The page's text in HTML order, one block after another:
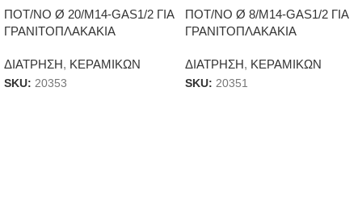
ΠΟΤ/ΝΟ Ø 20/Μ14-GAS1/2 ΓΙΑ
ΓΡΑΝΙΤΟΠΛΑΚΑΚΙΑ
ΔΙΑΤΡΗΣΗ, ΚΕΡΑΜΙΚΩΝ
SKU: 20353
ΠΟΤ/ΝΟ Ø 8/Μ14-GAS1/2 ΓΙΑ
ΓΡΑΝΙΤΟΠΛΑΚΑΚΙΑ
ΔΙΑΤΡΗΣΗ, ΚΕΡΑΜΙΚΩΝ
SKU: 20351